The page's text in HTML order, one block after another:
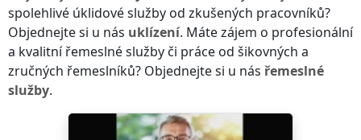
spolehlivé úklidové služby od zkušených pracovníků?
Objednejte si u nás uklízení. Máte zájem o profesionální
a kvalitní řemeslné služby či práce od šikovných a
zručných řemeslníků? Objednejte si u nás řemeslné
služby.